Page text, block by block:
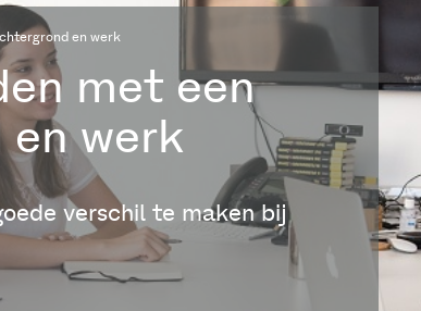
en werk
met een
werk
verschil te maken bij